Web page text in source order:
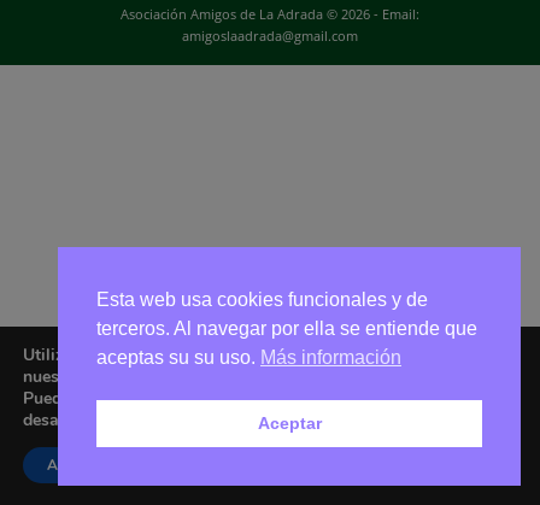
Asociación Amigos de La Adrada © 2026 - Email:
amigoslaadrada@gmail.com
Utilizamos cookies para ofrecerte la mejor experiencia en
nuestra web.
Puedes aprender más sobre qué cookies utilizamos o
desactivarlas en los
Aceptar
Esta web usa cookies funcionales y de
terceros. Al navegar por ella se entiende que
aceptas su su uso. Más información
Aceptar